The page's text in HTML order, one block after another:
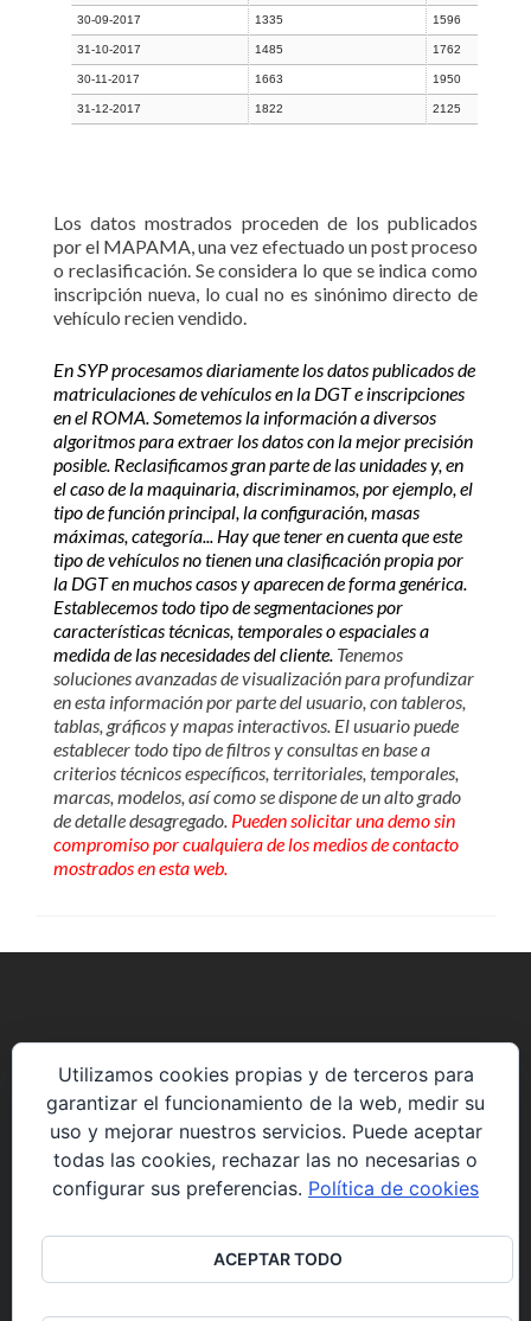
30-09-2017 1335 1596
31-10-2017 1485 1762
30-11-2017 1663 1950
31-12-2017 1822 2125
Los datos mostrados proceden de los publicados
por el MAPAMA, una vez efectuado un post proceso
o reclasificación. Se considera lo que se indica como
inscripción nueva, lo cual no es sinónimo directo de
vehículo recien vendido.
En SYP procesamos diariamente los datos publicados de
matriculaciones de vehículos en la DGT e inscripciones
en el ROMA. Sometemos la información a diversos
algoritmos para extraer los datos con la mejor precisión
posible. Reclasificamos gran parte de las unidades y, en
el caso de la maquinaria, discriminamos, por ejemplo, el
tipo de función principal, la configuración, masas
máximas, categoría... Hay que tener en cuenta que este
tipo de vehículos no tienen una clasificación propia por
la DGT en muchos casos y aparecen de forma genérica.
Establecemos todo tipo de segmentaciones por
características técnicas, temporales o espaciales a
medida de las necesidades del cliente. Tenemos
soluciones avanzadas de visualización para profundizar
en esta información por parte del usuario, con tableros,
tablas, gráficos y mapas interactivos. El usuario puede
establecer todo tipo de filtros y consultas en base a
criterios técnicos específicos, territoriales, temporales,
marcas, modelos, así como se dispone de un alto grado
de detalle desagregado. Pueden solicitar una demo sin
compromiso por cualquiera de los medios de contacto
mostrados en esta web.
28823 Coslada (Madrid)
web@solucionesyproyectos.es
Go
Utilizamos cookies propias y de terceros para
garantizar el funcionamiento de la web, medir su
uso y mejorar nuestros servicios. Puede aceptar
todas las cookies, rechazar las no necesarias o
configurar sus preferencias. Política de cookies
ACEPTAR TODO